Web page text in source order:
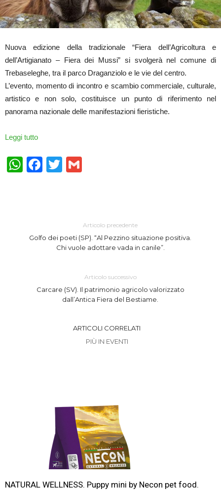
Nuova edizione della tradizionale “Fiera dell’Agricoltura e
dell’Artigianato – Fiera dei Mussi” si svolgerà nel comune di
Trebaseleghe, tra il parco Draganziolo e le vie del centro.
L’evento, momento di incontro e scambio commerciale, culturale,
artistico e non solo, costituisce un punto di riferimento nel
panorama nazionale delle manifestazioni fieristiche.
Leggi tutto
WhatsApp
Facebook
Twitter
Articolo precedente
Golfo dei poeti (SP). “Al Pezzino situazione positiva.
Chi vuole adottare vada in canile”.
Articolo successivo
Carcare (SV). Il patrimonio agricolo valorizzato
dall’Antica Fiera del Bestiame.
ARTICOLI CORRELATI
PIÙ IN EVENTI
NATURAL WELLNESS. Puppy mini by Necon pet food.